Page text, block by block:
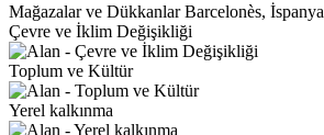
Mağazalar ve Dükkanlar Barcelonès, İspanya
Çevre ve İklim Değişikliği
Toplum ve Kültür
Yerel kalkınma